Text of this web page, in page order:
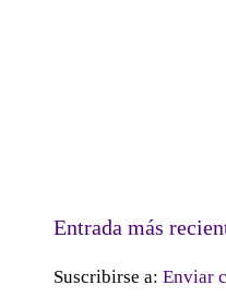
Entrada más
Suscribirse a: Enviar